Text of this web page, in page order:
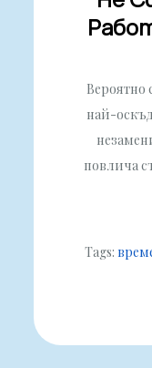
Вероятно
най-
повлича
Tags: